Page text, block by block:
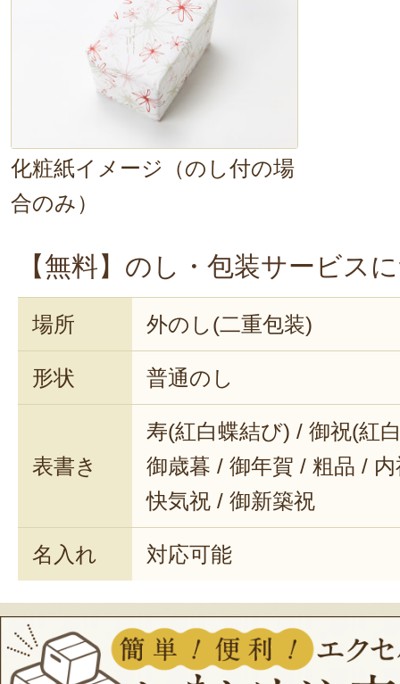
化粧紙イメージ（のし付の場
合のみ）
【無料】のし・包装サービス
場所 外のし(二重包装)
形状 普通のし
表書き
寿(紅白蝶結び) / 御祝(紅
御歳暮 / 御年賀 / 粗品 /
快気祝 / 御新築祝
名入れ 対応可能